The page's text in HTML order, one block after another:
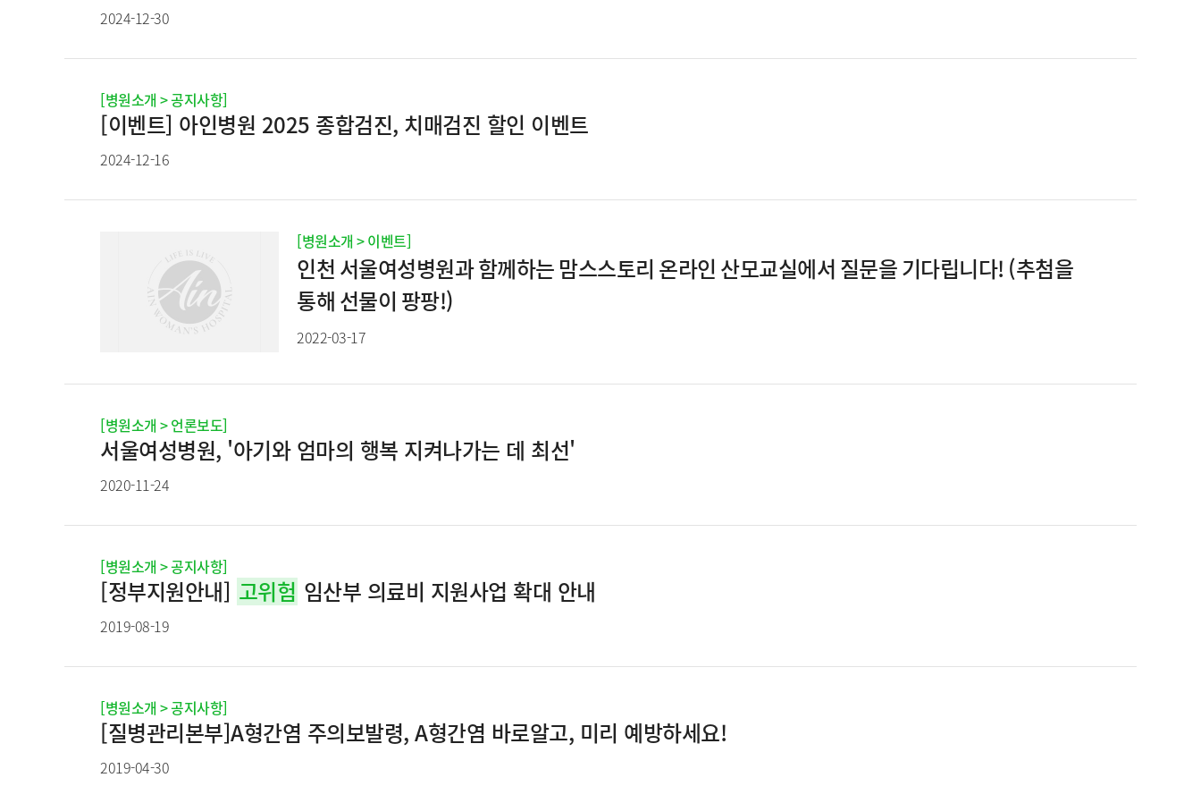
2024-12-30
[병원소개 > 공지사항]
[이벤트] 아인병원 2025 종합검진, 치매검진 할인 이벤트
2024-12-16
[병원소개 > 이벤트]
인천 서울여성병원과 함께하는 맘스스토리 온라인 산모교실에서 질문을 기다립니다! (추첨을
통해 선물이 팡팡!)
2022-03-17
[병원소개 > 언론보도]
서울여성병원, '아기와 엄마의 행복 지켜나가는 데 최선'
2020-11-24
[병원소개 > 공지사항]
[정부지원안내] 고위험 임산부 의료비 지원사업 확대 안내
2019-08-19
[병원소개 > 공지사항]
[질병관리본부]A형간염 주의보발령, A형간염 바로알고, 미리 예방하세요!
2019-04-30